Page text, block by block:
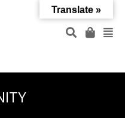
Translate »